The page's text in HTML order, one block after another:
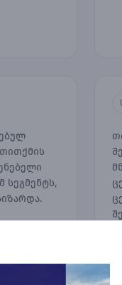
სეგმენტს,